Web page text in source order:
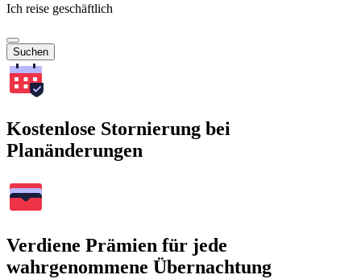
Ich reise geschäftlich
Suchen
Kostenlose Stornierung bei
Planänderungen
Verdiene Prämien für jede
wahrgenommene Übernachtung